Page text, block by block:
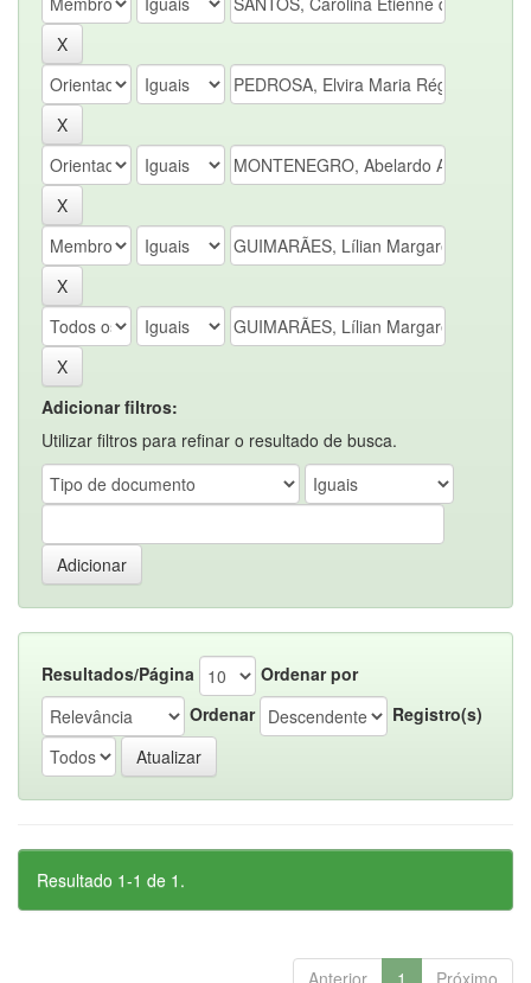
Adicionar filtros:
Utilizar filtros para refinar o resultado de busca.
Resultados/Página
Ordenar por
Ordenar
Registro(s)
Resultado 1-1 de 1.
Anterior 1 Próximo